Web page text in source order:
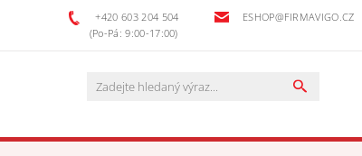
+420 603 204 504
(Po-Pá: 9:00-17:00)
ESHOP@FIRMAVIGO.CZ